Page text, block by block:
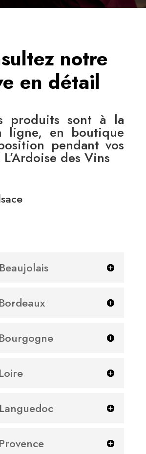
notre
en détail
produits sont à la
ligne, en boutique
pendant vos
des Vins